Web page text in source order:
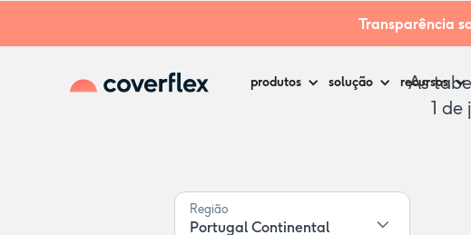
Transparência
produtos solução recursos
Tabelas
As
1 de
Região
Portugal Continental